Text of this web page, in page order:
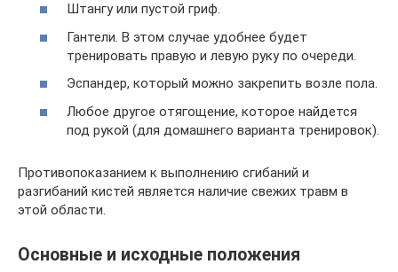
Штангу или пустой гриф.
Гантели. В этом случае удобнее будет
тренировать правую и левую руку по очереди.
Эспандер, который можно закрепить возле пола.
Любое другое отягощение, которое найдется
под рукой (для домашнего варианта тренировок).
Противопоказанием к выполнению сгибаний и
разгибаний кистей является наличие свежих травм в
этой области.
Основные и исходные положения